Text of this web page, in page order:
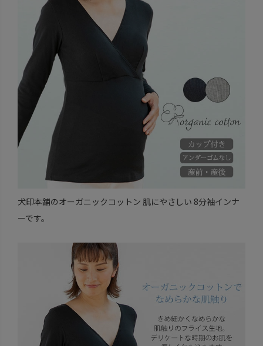
犬印本舗のオーガニックコットン 肌にやさしい 8分袖インナ
ーです。